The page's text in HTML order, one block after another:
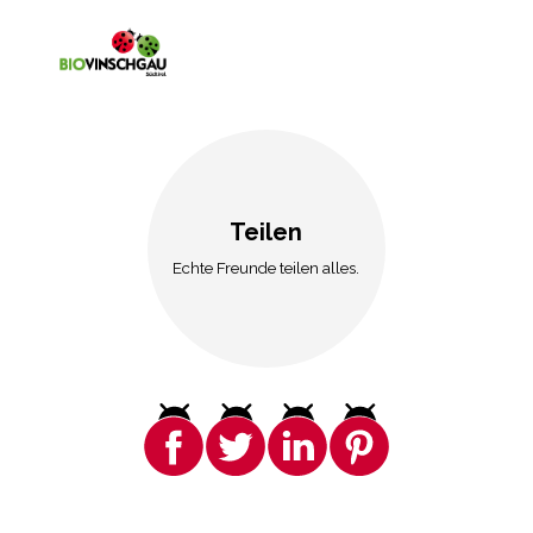
Teilen
Echte Freunde teilen alles.